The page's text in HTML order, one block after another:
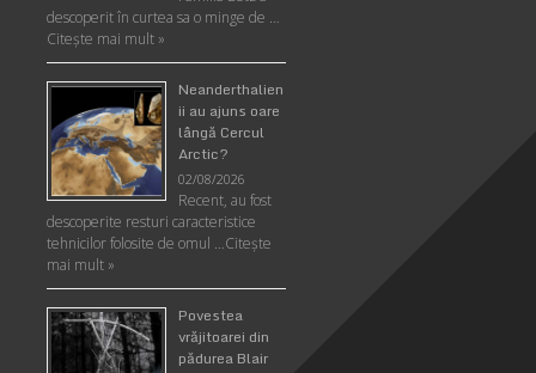
descoperit în curtea sa o minge de …
Citeşte mai mult »
Neanderthalien
ii au ajuns oare
lângă Cercul
Arctic?
02/08/2026
Recent, au fost
descoperite resturi caracteristice
tehnicilor folosite de omul …Citeşte
mai mult »
Povestea
vrăjitoarei din
pădurea Blair